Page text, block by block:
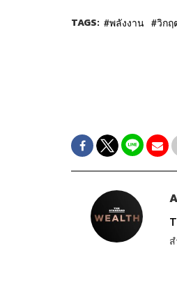
TAGS: พลังงาน วิกฤ